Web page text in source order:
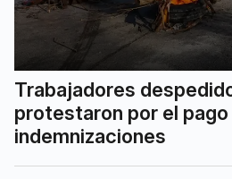
Trabajadores
protestaron por el pago
indemnizaciones